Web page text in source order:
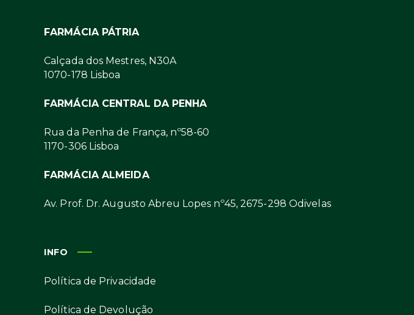
FARMÁCIA PÁTRIA
Calçada dos Mestres, N30A
1070-178 Lisboa
FARMÁCIA CENTRAL DA PENHA
Rua da Penha de França, nº58-60
1170-306 Lisboa
FARMÁCIA ALMEIDA
Av. Prof. Dr. Augusto Abreu Lopes nº45, 2675-298 Odivelas
INFO
Política de Privacidade
Política de Devolução